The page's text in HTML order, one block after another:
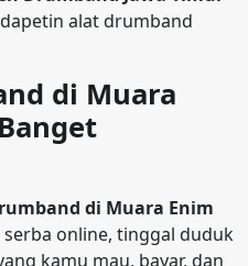
alat drumband
di Muara
di Muara Enim
serba online, tinggal duduk
kamu mau, bayar, dan